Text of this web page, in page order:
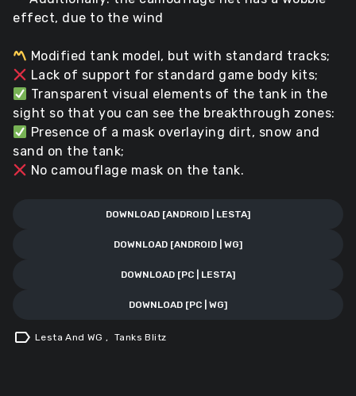
effect, due to the wind
Modified tank model, but with standard tracks;
Lack of support for standard game body kits;
Transparent visual elements of the tank in the
sight so that you can see the breakthrough zones:
Presence of a mask overlaying dirt, snow and
sand on the tank;
No camouflage mask on the tank.
DOWNLOAD [ANDROID | LESTA]
DOWNLOAD [ANDROID | WG]
DOWNLOAD [PC | LESTA]
DOWNLOAD [PC | WG]
label Lesta And WG, Tanks Blitz